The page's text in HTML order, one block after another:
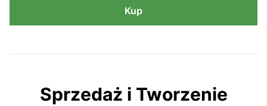
Kup
Sprzedaż i Tworzenie